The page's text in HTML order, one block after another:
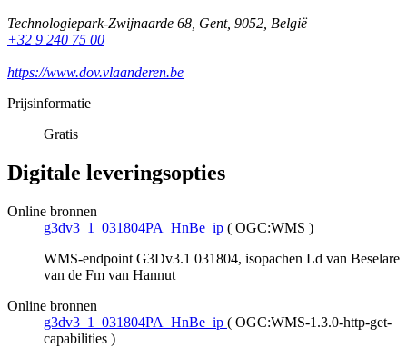
Technologiepark-Zwijnaarde 68, Gent, 9052, België
+32 9 240 75 00
https://www.dov.vlaanderen.be
Prijsinformatie
Gratis
Digitale leveringsopties
Online bronnen
g3dv3_1_031804PA_HnBe_ip ( OGC:WMS )
WMS-endpoint G3Dv3.1 031804, isopachen Ld van Beselare
van de Fm van Hannut
Online bronnen
g3dv3_1_031804PA_HnBe_ip ( OGC:WMS-1.3.0-http-get-
capabilities )